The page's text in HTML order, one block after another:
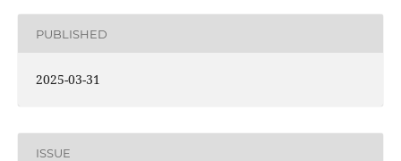
PUBLISHED
2025-03-31
ISSUE